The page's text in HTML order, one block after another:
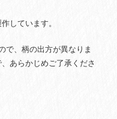
しています。
で、柄の出方が異なりま
あらかじめご了承くださ